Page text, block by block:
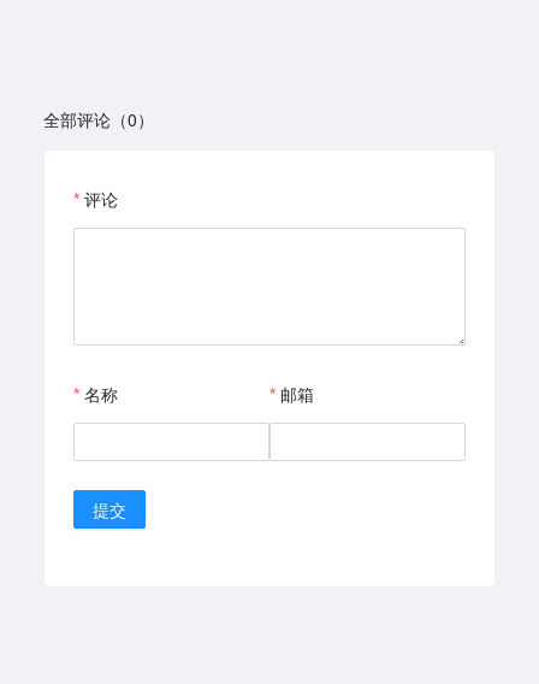
全部评论（0）
评论
名称 邮箱
提交